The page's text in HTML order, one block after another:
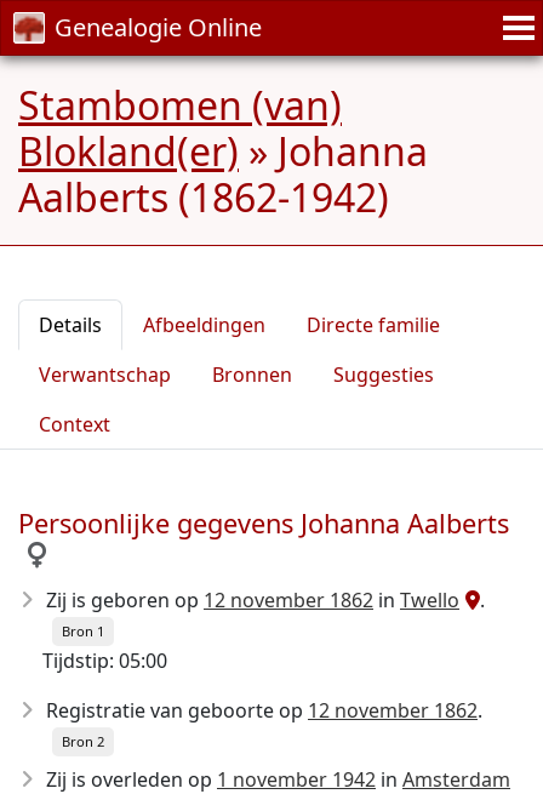
Genealogie Online
Stambomen (van)
Blokland(er) » Johanna
Aalberts (1862-1942)
Details Afbeeldingen
Directe familie
Verwantschap
Bronnen
Suggesties
Context
Persoonlijke gegevens Johanna Aalberts
Zij is geboren op 12 november 1862 in Twello .
Bron 1
Tijdstip: 05:00
Registratie van geboorte op 12 november 1862.
Bron 2
Zij is overleden op 1 november 1942 in Amsterdam